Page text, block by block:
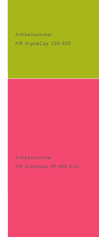
Artikelnummer
MR AlphaCap 100-400
Artikelnummer
MR Alphacap 89-400 KiSi